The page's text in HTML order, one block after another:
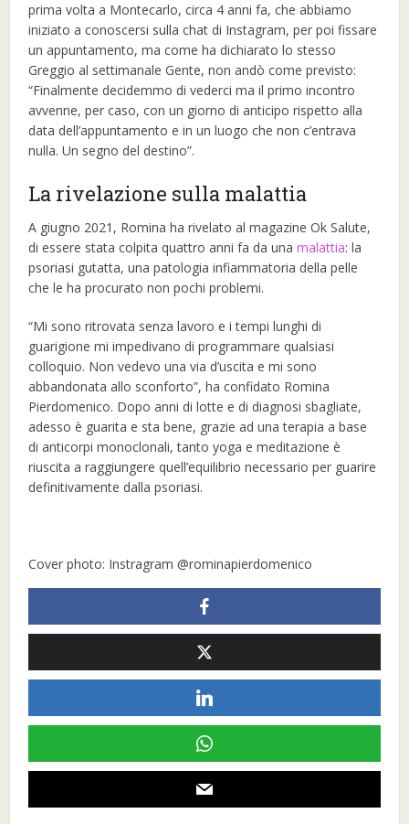
prima volta a Montecarlo, circa 4 anni fa, che abbiamo
iniziato a conoscersi sulla chat di Instagram, per poi fissare
un appuntamento, ma come ha dichiarato lo stesso
Greggio al settimanale Gente, non andò come previsto:
“Finalmente decidemmo di vederci ma il primo incontro
avvenne, per caso, con un giorno di anticipo rispetto alla
data dell’appuntamento e in un luogo che non c’entrava
nulla. Un segno del destino”.
La rivelazione sulla malattia
A giugno 2021, Romina ha rivelato al magazine Ok Salute,
di essere stata colpita quattro anni fa da una malattia: la
psoriasi gutatta, una patologia infiammatoria della pelle
che le ha procurato non pochi problemi.
“Mi sono ritrovata senza lavoro e i tempi lunghi di
guarigione mi impedivano di programmare qualsiasi
colloquio. Non vedevo una via d’uscita e mi sono
abbandonata allo sconforto”, ha confidato Romina
Pierdomenico. Dopo anni di lotte e di diagnosi sbagliate,
adesso è guarita e sta bene, grazie ad una terapia a base
di anticorpi monoclonali, tanto yoga e meditazione è
riuscita a raggiungere quell’equilibrio necessario per guarire
definitivamente dalla psoriasi.
Cover photo: Instragram @rominapierdomenico